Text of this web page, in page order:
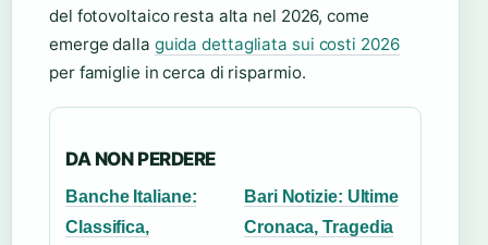
del fotovoltaico resta alta nel 2026, come
emerge dalla guida dettagliata sui costi 2026
per famiglie in cerca di risparmio.
DA NON PERDERE
Banche Italiane:
Classifica,
Bari Notizie: Ultime
Cronaca, Tragedia